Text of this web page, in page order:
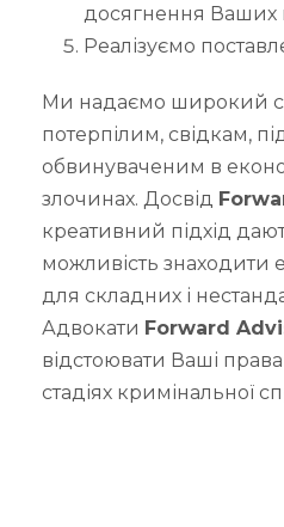
досягнення Ваших
Реалізуємо
Ми надаємо широкий
потерпілим, свідкам,
обвинуваченим в
злочинах. Досвід
креативний підхід
можливість знаходити
для складних і
Адвокати Forward
відстоювати Ваші права
стадіях кримінальної